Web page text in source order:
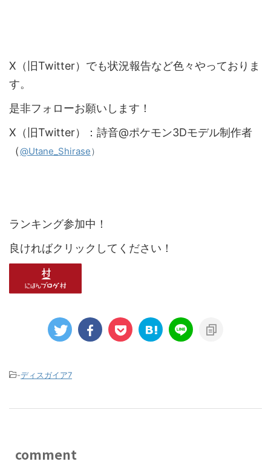
X（旧Twitter）でも状況報告など色々やっておりま
す。
是非フォローお願いします！
X（旧Twitter）：詩音@ポケモン3Dモデル制作者
（@Utane_Shirase）
ランキング参加中！
良ければクリックしてください！
-ディスガイア7
comment